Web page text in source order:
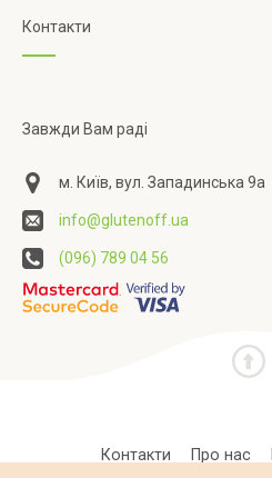
Контакти
Завжди Вам раді
м. Київ, вул. Западинська 9а
info@glutenoff.ua
(096) 789 04 56
Контакти Про нас